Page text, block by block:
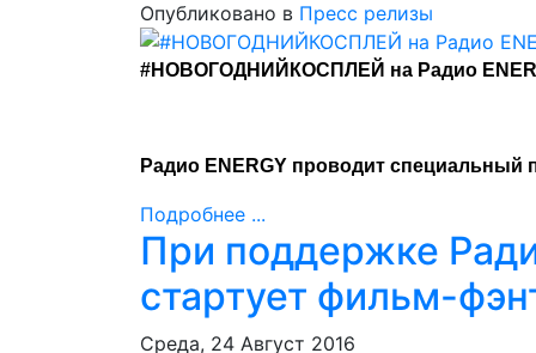
Опубликовано в Пресс релизы
#НОВОГОДНИЙКОСПЛЕЙ на Радио
Радио ENERGY проводит
Подробнее ...
При поддержке
стартует фильм-
Среда, 24 Август 2016